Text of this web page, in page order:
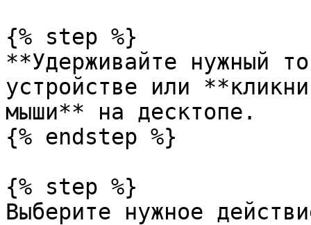
{% step %}
**Удерживайте нужный
устройстве или
мыши** на десктопе.
{% endstep %}
{% step %}
Выберите нужное